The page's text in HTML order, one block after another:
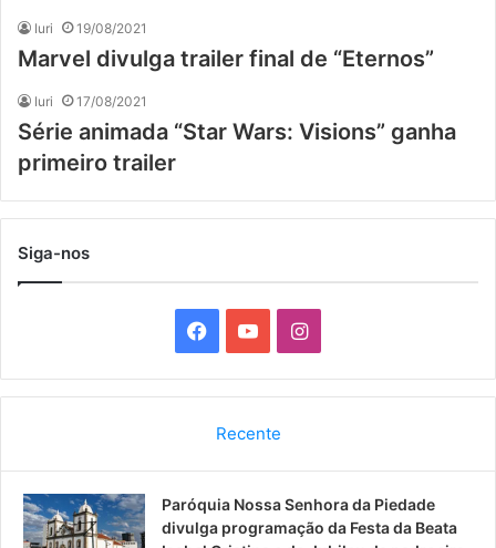
Iuri 19/08/2021
Marvel divulga trailer final de “Eternos”
Iuri 17/08/2021
Série animada “Star Wars: Visions” ganha
primeiro trailer
Siga-nos
a
b
o
u
I
n
a
Recente
Paróquia Nossa Senhora da Piedade
divulga programação da Festa da Beata